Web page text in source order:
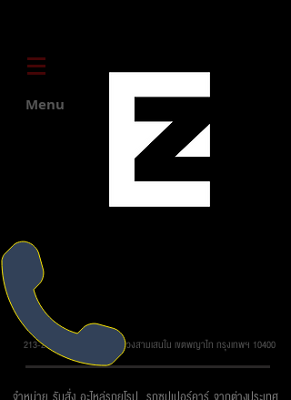
Menu
213-215 ถ.วิภาวดี รังสิต แขวงสามเสนใน เขตพญาไท กรุงเทพฯ 10400